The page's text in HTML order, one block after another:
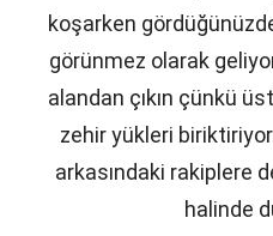
koşarken
görünmez olarak
alandan çıkın çünkü
zehir yükleri
arkasındaki rakiplere
halinde